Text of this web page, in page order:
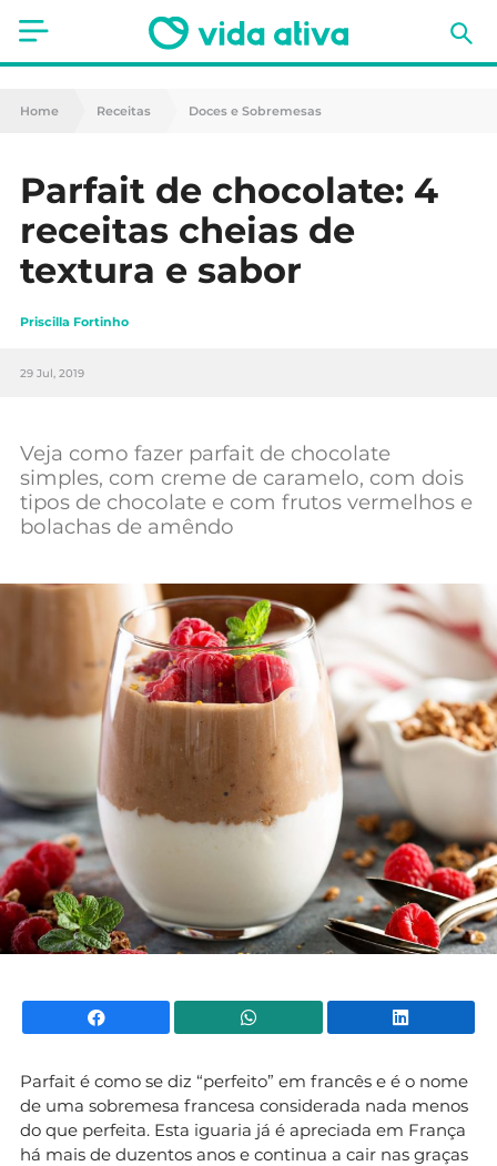
Saúde
Nutrição
Receitas
Fitness
Mães e Bebés
Home Receitas Doces e Sobremesas
Parfait de chocolate: 4
receitas cheias de
textura e sabor
Priscilla Fortinho
29 Jul, 2019
Veja como fazer parfait de chocolate
simples, com creme de caramelo, com dois
tipos de chocolate e com frutos vermelhos e
bolachas de amêndo
Facebook WhatsApp
Parfait é como se diz “perfeito” em francês e é o nome
de uma sobremesa francesa considerada nada menos
do que perfeita. Esta iguaria já é apreciada em França
há mais de duzentos anos e continua a cair nas graças